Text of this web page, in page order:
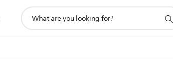
pencarian